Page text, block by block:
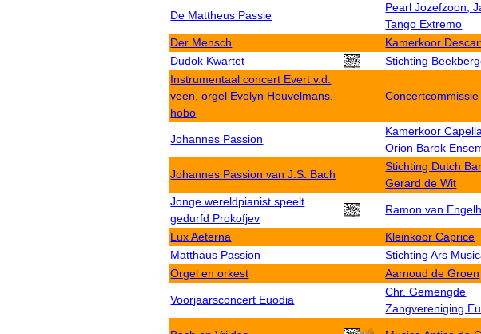
De Mattheus Passie
Pearl Jozefzoon,
Tango Extremo
Der Mensch Kamerkoor
Dudok Kwartet
Stichting
Instrumentaal concert Evert v.d.
veen, orgel Evelyn Heuvelmans,
hobo
Johannes Passion
Kamerkoor
Orion Barok
Johannes Passion van J.S. Bach
Stichting Dutch
Gerard de Wit
Jonge wereldpianist speelt
gedurfd Prokofjev
Ramon van
Lux Aeterna Kleinkoor Caprice
Matthäus Passion
Stichting Ars
Orgel en orkest
Aarnoud de Groen
Voorjaarsconcert Euodia
Chr. Gemengde
Zangvereniging